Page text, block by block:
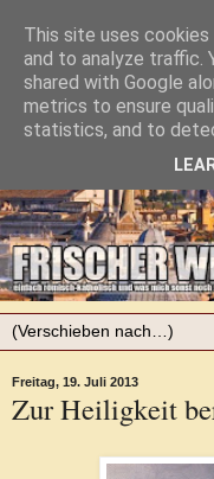
Freitag, 19. Juli 2013
Zur Heiligkeit
This site uses
and to analyze traffic.
shared with Google
metrics to ensure
statistics, and to